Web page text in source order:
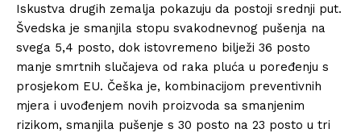
Iskustva drugih zemalja pokazuju da postoji srednji put.
Švedska je smanjila stopu svakodnevnog pušenja na
svega 5,4 posto, dok istovremeno bilježi 36 posto
manje smrtnih slučajeva od raka pluća u poređenju s
prosjekom EU. Češka je, kombinacijom preventivnih
mjera i uvođenjem novih proizvoda sa smanjenim
rizikom, smanjila pušenje s 30 posto na 23 posto u tri